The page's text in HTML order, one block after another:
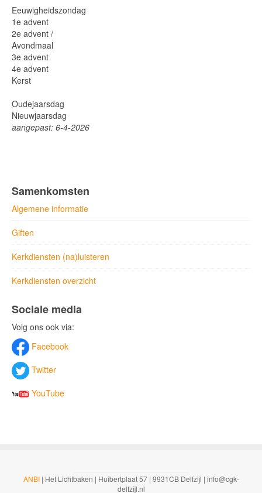
Eeuwigheidszondag
1e advent
2e advent /
Avondmaal
3e advent
4e advent
Kerst
Oudejaarsdag
Nieuwjaarsdag
aangepast: 6-4-2026
Samenkomsten
Algemene informatie
Giften
Kerkdiensten (na)luisteren
Kerkdiensten overzicht
Sociale media
Volg ons ook via:
Facebook
Twitter
YouTube
ANBI| Het Lichtbaken | Huibertplaat 57 | 9931CB Delfzijl | info@cgk-
delfzijl.nl